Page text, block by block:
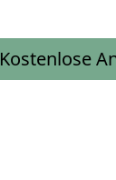
Kostenlose